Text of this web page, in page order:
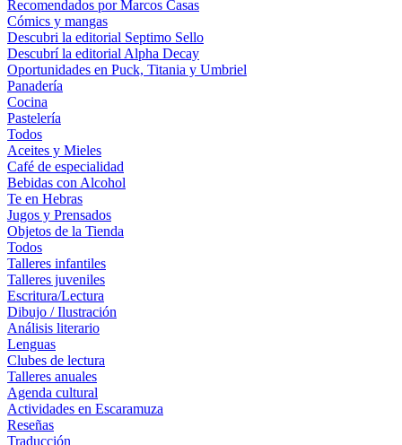
Recomendados por Marcos Casas
Cómics y mangas
Descubri la editorial Septimo Sello
Descubrí la editorial Alpha Decay
Oportunidades en Puck, Titania y Umbriel
Panadería
Cocina
Pastelería
Todos
Aceites y Mieles
Café de especialidad
Bebidas con Alcohol
Te en Hebras
Jugos y Prensados
Objetos de la Tienda
Todos
Talleres infantiles
Talleres juveniles
Escritura/Lectura
Dibujo / Ilustración
Análisis literario
Lenguas
Clubes de lectura
Talleres anuales
Agenda cultural
Actividades en Escaramuza
Reseñas
Traducción